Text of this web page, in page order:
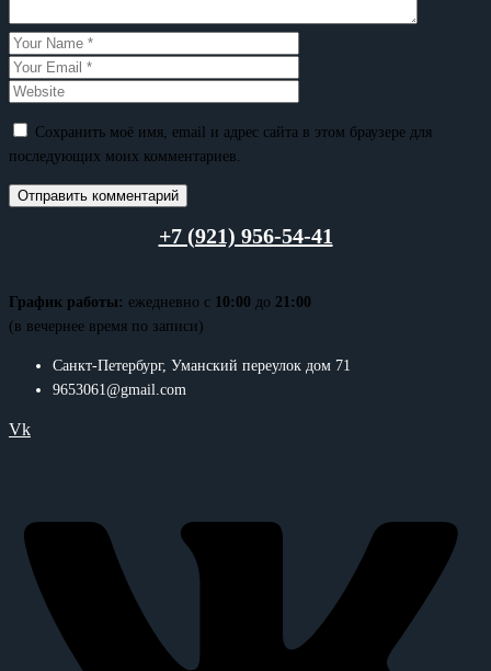
Сохранить моё имя, email и адрес сайта в этом браузере для
последующих моих комментариев.
+7 (921) 956-54-41
График работы: ежедневно с 10:00 до 21:00
(в вечернее время по записи)
Санкт-Петербург, Уманский переулок дом 71
9653061@gmail.com
Vk